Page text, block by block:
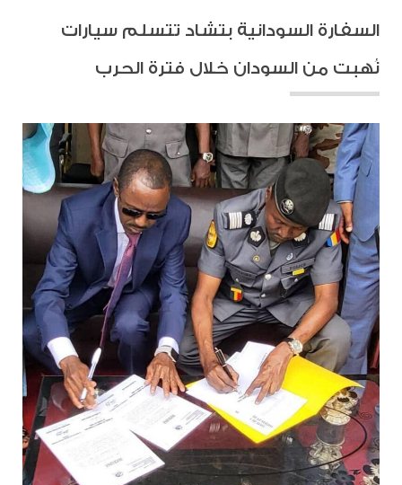
السفارة السودانية بتشاد تتسلم سيارات
نُهبت من السودان خلال فترة الحرب